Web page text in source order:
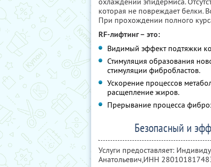
которая не повреждает белки.
При прохождении полного
RF-лифтинг – это:
Видимый эффект подтяжки
Стимуляция образования
стимуля­ции фибробластов.
Ускорение процессов
расщепление жиров.
Прерывание процесса
Безопасный и
Услуги предоставляет:
Анатольевич,ИНН